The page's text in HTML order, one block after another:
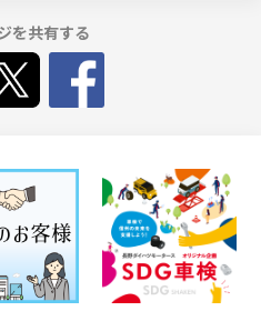
を共有する